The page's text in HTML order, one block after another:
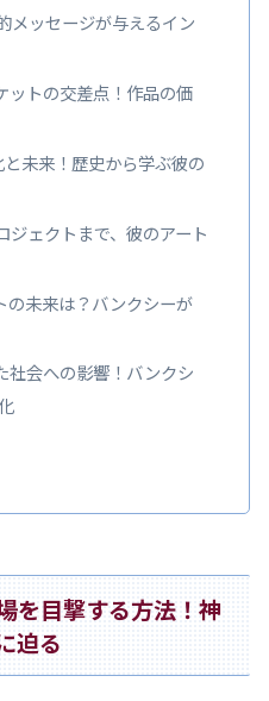
メッセージが与えるイン
ットの交差点！作品の価
未来！歴史から学ぶ彼の
ェクトまで、彼のアート
の未来は？バンクシーが
社会への影響！バンクシ
を目撃する方法！神
迫る